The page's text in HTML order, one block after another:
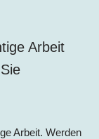
Arbeit
Arbeit. Werden